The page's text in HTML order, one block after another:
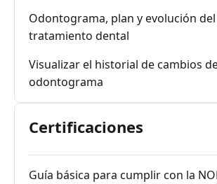
Odontograma, plan y evolución del
tratamiento dental
Visualizar el historial de cambios
odontograma
Certificaciones
Guía básica para cumplir con la